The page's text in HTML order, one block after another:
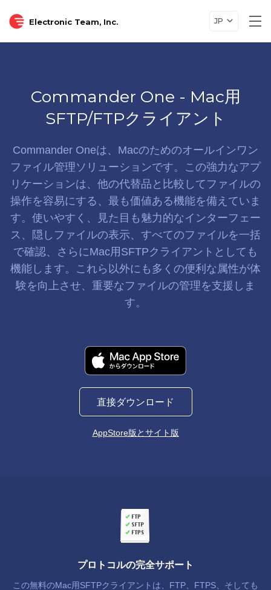
Electronic Team, Inc. JP
Commander One - Mac用
SFTP/FTPクライアント
Commander Oneは、Macのためのオールインワン
ファイル管理ソリューションです。この強力なアプ
リケーションは、他の代替品と比較してファイルの
操作を容易にする、最も価値ある機能を備えていま
す。使いやすく、見た目も魅力的なインターフェー
ス、隠しファイルの表示、すべてのファイルを一括
で確認、さらにMac用SFTPクライアントとしても
機能します。これら以外にも多くの便利な属性が体
験を向上させ、重要なファイルの管理を支援しま
す。
直接ダウンロード
AppStore版とサイト版
プロトコルの完全サポート
この無料のMac用SFTPクライアントは、FTP、FTPS、そしても